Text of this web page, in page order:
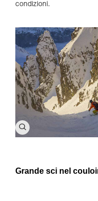
condizioni.
Grande sci nel